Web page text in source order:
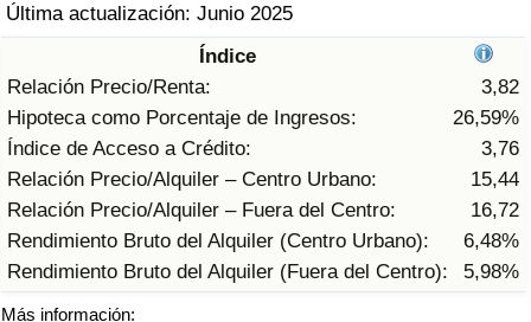
Última actualización: Junio 2025
Índice
Relación Precio/Renta:
3,82
Hipoteca como Porcentaje de Ingresos:
26,59%
Índice de Acceso a Crédito:
3,76
Relación Precio/Alquiler – Centro Urbano:
15,44
Relación Precio/Alquiler – Fuera del Centro:
16,72
Rendimiento Bruto del Alquiler (Centro Urbano):
6,48%
Rendimiento Bruto del Alquiler (Fuera del Centro):
5,98%
Más información:
Índice de Sanidad por País
Índice de contaminación
Índice de Contaminación por País